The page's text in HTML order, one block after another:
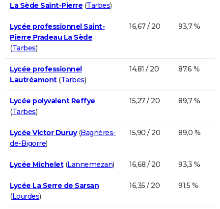
La Sède Saint-Pierre (Tarbes)
Lycée professionnel Saint-
Pierre Pradeau La Sède
(Tarbes)
16,67 / 20 93,7 %
Lycée professionnel
Lautréamont(Tarbes)
14,81 / 20 87,6 %
Lycée polyvalent Reffye
(Tarbes)
15,27 / 20 89,7 %
Lycée Victor Duruy(Bagnères-
de-Bigorre)
15,90 / 20 89,0 %
Lycée Michelet(Lannemezan) 16,68 / 20 93,3 %
Lycée La Serre de Sarsan
(Lourdes)
16,35 / 20 91,5 %